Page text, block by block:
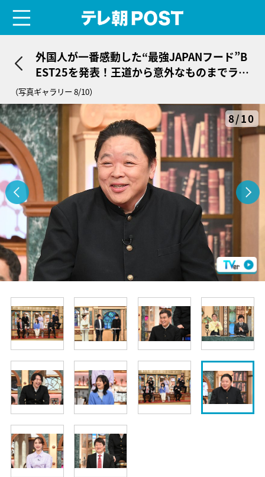
外国人が一番感動した“最強JAPANフード”B
EST25を発表！王道から意外なものまでラン
クイン
（写真ギャラリー 8/10）
8/10